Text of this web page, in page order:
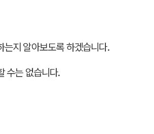
지 알아보도록 하겠습니다.
수는 없습니다.